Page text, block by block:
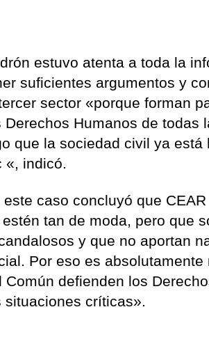
estuvo atenta a toda la
suficientes argumentos y
sector «porque forman
Derechos Humanos de todas
que la sociedad civil ya
«, indicó.
este caso concluyó que
estén tan de moda, pero que
y que no aportan
Por eso es
Común defienden los
situaciones críticas».